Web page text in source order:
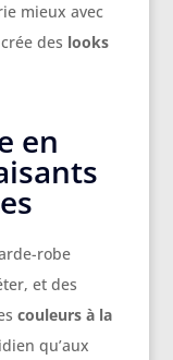
mieux avec
des looks
en
robe
et des
couleurs à la
qu’aux